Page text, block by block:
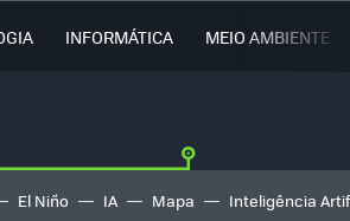
INFORMÁTICA MEIO AMBIENTE
El Niño IA Mapa Inteligência